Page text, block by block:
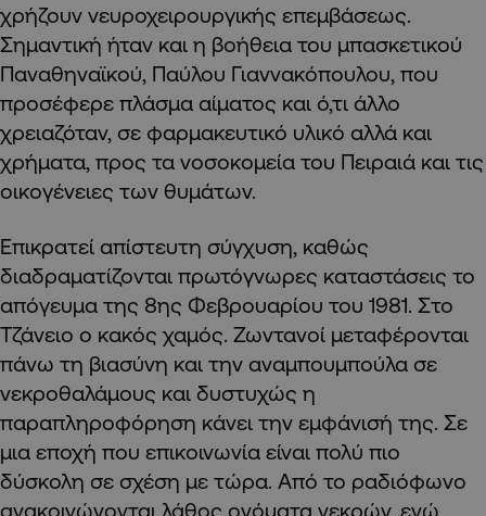
χρήζουν νευροχειρουργικής επεμβάσεως.
Σημαντική ήταν και η βοήθεια του μπασκετικού
Παναθηναϊκού, Παύλου Γιαννακόπουλου, που
προσέφερε πλάσμα αίματος και ό,τι άλλο
χρειαζόταν, σε φαρμακευτικό υλικό αλλά και
χρήματα, προς τα νοσοκομεία του Πειραιά και τις
οικογένειες των θυμάτων.
Επικρατεί απίστευτη σύγχυση, καθώς
διαδραματίζονται πρωτόγνωρες καταστάσεις το
απόγευμα της 8ης Φεβρουαρίου του 1981. Στο
Τζάνειο ο κακός χαμός. Ζωντανοί μεταφέρονται
πάνω τη βιασύνη και την αναμπουμπούλα σε
νεκροθαλάμους και δυστυχώς η
παραπληροφόρηση κάνει την εμφάνισή της. Σε
μια εποχή που επικοινωνία είναι πολύ πιο
δύσκολη σε σχέση με τώρα. Από το ραδιόφωνο
ανακοινώνονται λάθος ονόματα νεκρών, ενώ